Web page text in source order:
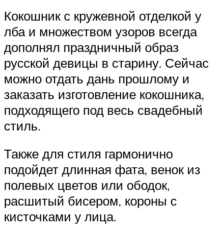
Кокошник с кружевной отделкой у
лба и множеством узоров всегда
дополнял праздничный образ
русской девицы в старину. Сейчас
можно отдать дань прошлому и
заказать изготовление кокошника,
подходящего под весь свадебный
стиль.
Также для стиля гармонично
подойдет длинная фата, венок из
полевых цветов или ободок,
расшитый бисером, короны с
кисточками у лица.